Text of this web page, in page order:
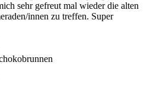
sehr gefreut mal wieder die alten
innen zu treffen. Super